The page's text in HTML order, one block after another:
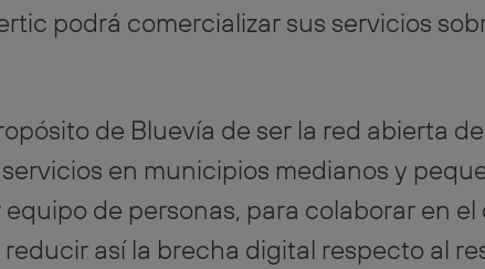
podrá comercializar sus servicios
de Bluevía de ser la red abierta
en municipios medianos y
de personas, para colaborar en
así la brecha digital respecto al